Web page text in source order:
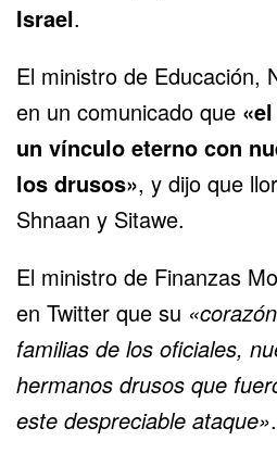
Israel.
El ministro de Educación,
en un comunicado que
un vínculo eterno con
los drusos», y dijo que
Shnaan y Sitawe.
El ministro de Finanzas
en Twitter que su
familias de los oficiales,
hermanos drusos que
este despreciable ataque».